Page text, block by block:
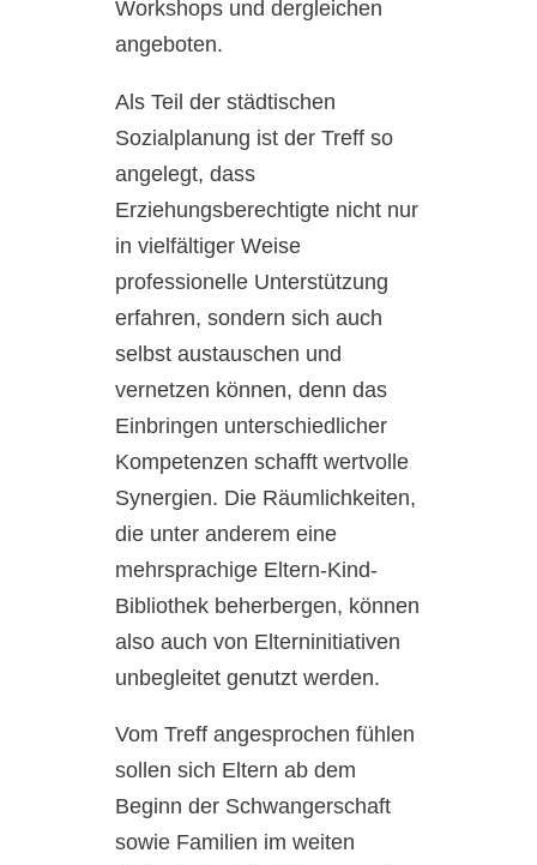
Workshops und dergleichen
angeboten.
Als Teil der städtischen
Sozialplanung ist der Treff so
angelegt, dass
Erziehungsberechtigte nicht nur
in vielfältiger Weise
professionelle Unterstützung
erfahren, sondern sich auch
selbst austauschen und
vernetzen können, denn das
Einbringen unterschiedlicher
Kompetenzen schafft wertvolle
Synergien. Die Räumlichkeiten,
die unter anderem eine
mehrsprachige Eltern-Kind-
Bibliothek beherbergen, können
also auch von Elterninitiativen
unbegleitet genutzt werden.
Vom Treff angesprochen fühlen
sollen sich Eltern ab dem
Beginn der Schwangerschaft
sowie Familien im weiten